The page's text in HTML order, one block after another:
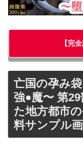
【完
亡国の孕み
強●魔〜 第
た地方都市
料サンプル